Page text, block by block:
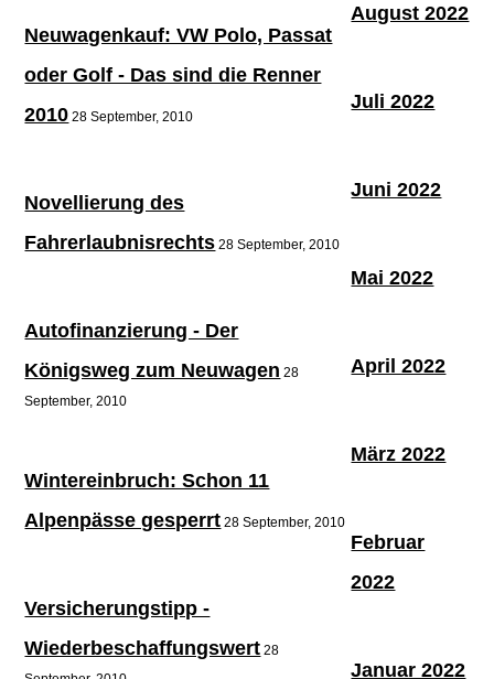
Neuwagenkauf: VW Polo, Passat
oder Golf - Das sind die Renner
2010 28 September, 2010
Novellierung des
Fahrerlaubnisrechts 28 September, 2010
Autofinanzierung - Der
Königsweg zum Neuwagen 28
September, 2010
Wintereinbruch: Schon 11
Alpenpässe gesperrt 28 September, 2010
Versicherungstipp -
Wiederbeschaffungswert 28
August 2022
Juli 2022
Juni 2022
Mai 2022
April 2022
März 2022
Februar
2022
Januar 2022